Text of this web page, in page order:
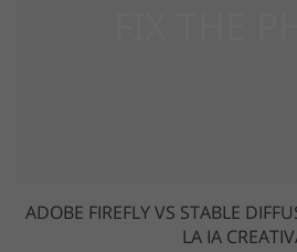
ADOBE FIREFLY VS STABLE
LA IA